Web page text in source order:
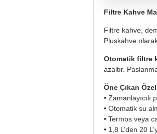
Filtre Kahve
Filtre kahve,
Pluskahve
Otomatik filtre
azaltır.
Öne Çıkan
• Zamanlayıcılı
• Otomatik su
• Termos veya
• 1,8 L’den 20